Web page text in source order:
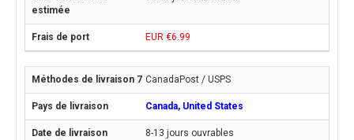
EUR €6.99
CanadaPost / USPS
Canada, United States
8-13 jours ouvrables